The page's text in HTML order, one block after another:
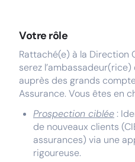
Votre rôle
Rattaché(e) à la Direction
serez
auprès des grands
Assurance. Vous êtes en
Prospection ciblée:
de nouveaux clients
assurances) via une
rigoureuse.